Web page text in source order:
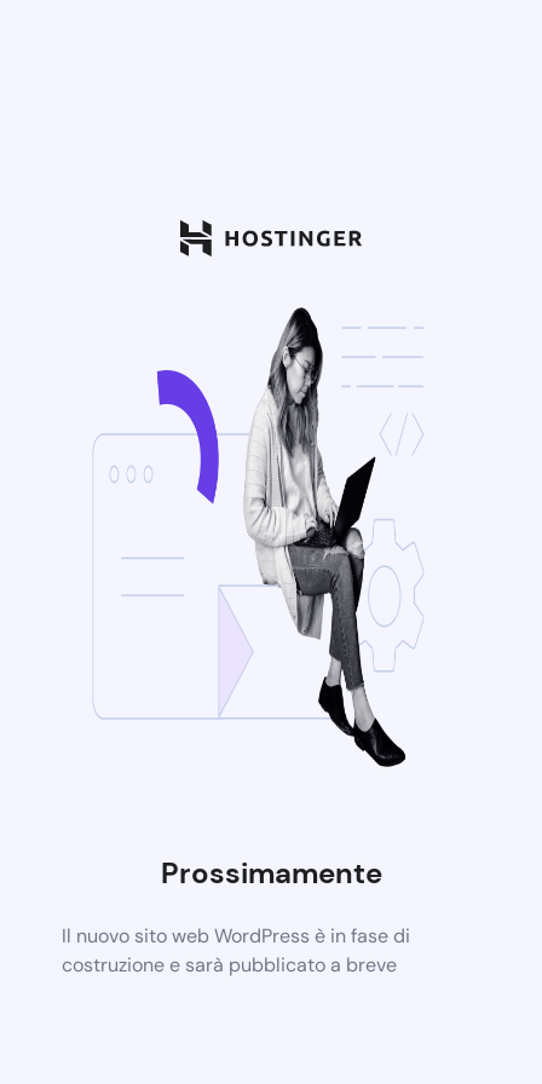
Prossimamente
Il nuovo sito web WordPress è in fase di
costruzione e sarà pubblicato a breve